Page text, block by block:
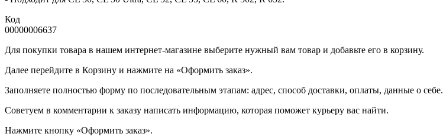
Код
00000006637
Для покупки товара в нашем интернет-магазине выберите нужный вам товар и добавьте его в корзину.
Далее перейдите в Корзину и нажмите на «Оформить заказ».
​​​​​​​Заполняете полностью форму по последовательным этапам: адрес, способ доставки, оплаты, данные о себе.
​​​​​​​Советуем в комментарии к заказу написать информацию, которая поможет курьеру вас найти.
​​​​​​​Нажмите кнопку «Оформить заказ».